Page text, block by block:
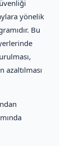
yönelik
Bu
azaltılması